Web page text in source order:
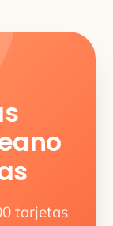
tarjetas